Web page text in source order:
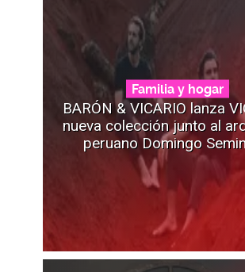
Familia y hogar
BARÓN & VICARIO lanza
nueva colección junto al
peruano Domingo